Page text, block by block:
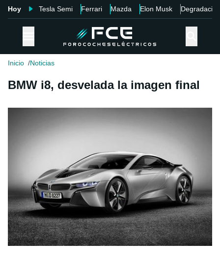
Hoy Tesla Semi Ferrari Mazda Elon Musk Degradación
Inicio Noticias
BMW i8, desvelada la imagen final